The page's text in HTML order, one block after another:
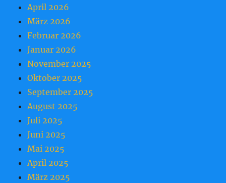
April 2026
März 2026
Februar 2026
Januar 2026
November 2025
Oktober 2025
September 2025
August 2025
Juli 2025
Juni 2025
Mai 2025
April 2025
März 2025